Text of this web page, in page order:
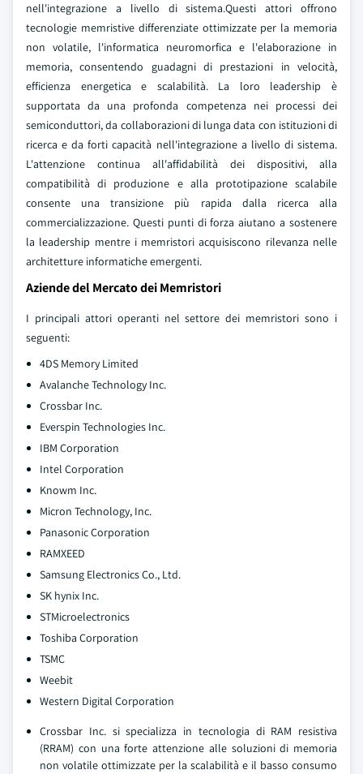
nell'integrazione a livello di sistema.Questi attori offrono
tecnologie memristive differenziate ottimizzate per la memoria
non volatile, l'informatica neuromorfica e l'elaborazione in
memoria, consentendo guadagni di prestazioni in velocità,
efficienza energetica e scalabilità.La loro leadership è
supportata da una profonda competenza nei processi dei
semiconduttori, da collaborazioni di lunga data con istituzioni di
ricerca e da forti capacità nell'integrazione a livello di sistema.
L'attenzione continua all'affidabilità dei dispositivi, alla
compatibilità di produzione e alla prototipazione scalabile
consente una transizione più rapida dalla ricerca alla
commercializzazione. Questi punti di forza aiutano a sostenere
la leadership mentre i memristori acquisiscono rilevanza nelle
architetture informatiche emergenti.
Aziende del Mercato dei Memristori
I principali attori operanti nel settore dei memristori sono i
seguenti:
4DS Memory Limited
Avalanche Technology Inc.
Crossbar Inc.
Everspin Technologies Inc.
IBM Corporation
Intel Corporation
Knowm Inc.
Micron Technology, Inc.
Panasonic Corporation
RAMXEED
Samsung Electronics Co., Ltd.
SK hynix Inc.
STMicroelectronics
Toshiba Corporation
TSMC
Weebit
Western Digital Corporation
Crossbar Inc. si specializza in tecnologia di RAM resistiva
(RRAM) con una forte attenzione alle soluzioni di memoria
non volatile ottimizzate per la scalabilità e il basso consumo